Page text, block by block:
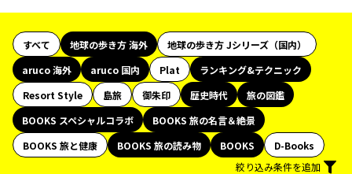
すべて 地球の歩き方 海外
地球の歩き方 Jシリーズ（国内）
aruco 海外
aruco 国内 Plat
ランキング&テクニック
Resort Style
島旅 御朱印 歴史時代
旅の図鑑
BOOKS スペシャルコラボ
BOOKS 旅の名言＆絶景
BOOKS 旅と健康
BOOKS 旅の読み物 BOOKS
D-Books
絞り込み条件を追加